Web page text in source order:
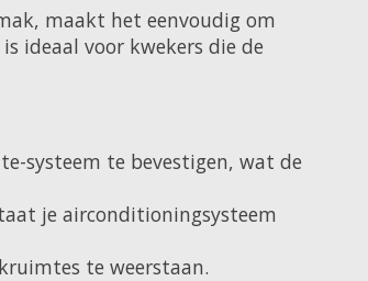
maakt het eenvoudig om
ideaal voor kwekers die de
systeem te bevestigen, wat de
je airconditioningsysteem
te weerstaan.